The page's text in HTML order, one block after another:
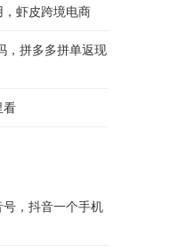
虾皮跨境电商
，拼多多拼单返现
看
，抖音一个手机